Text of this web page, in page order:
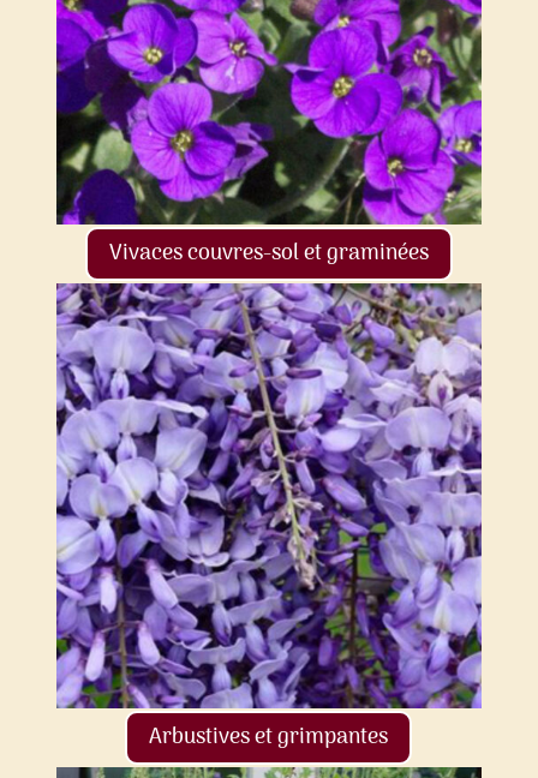
Vivaces couvres-sol et graminées
Arbustives et grimpantes